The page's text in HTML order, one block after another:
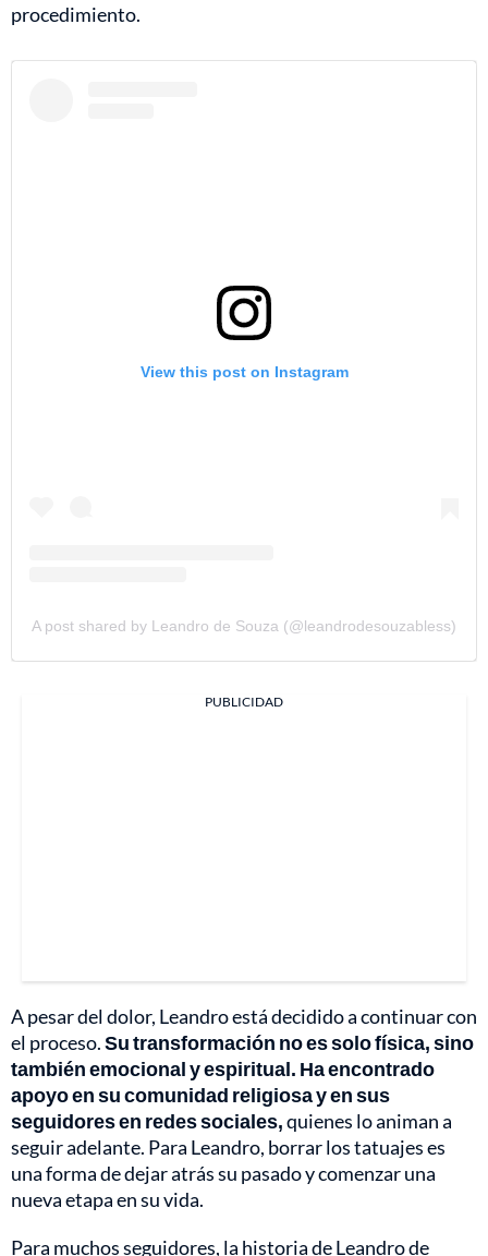
procedimiento.
View this post on Instagram
A post shared by Leandro de Souza (@leandrodesouzabless)
PUBLICIDAD
A pesar del dolor, Leandro está decidido a continuar con
el proceso.Su transformación no es solo física, sino
también emocional y espiritual. Ha encontrado
apoyo en su comunidad religiosa y en sus
seguidores en redes sociales,quienes lo animan a
seguir adelante. Para Leandro, borrar los tatuajes es
una forma de dejar atrás su pasado y comenzar una
nueva etapa en su vida.
Para muchos seguidores, la historia de Leandro de